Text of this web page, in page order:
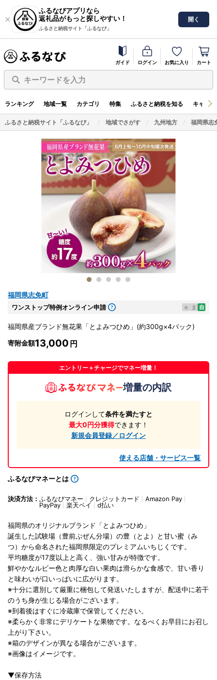
ふるなびアプリなら
返礼品がもっと探しやすい！
ふるさと納税サイト「ふるなび」
開く
ガイド ログイン お気に入り カート
キーワードを入力
ランキング 地域一覧 カテゴリ 特集 ふるさと納税を知る キャン
ふるさと納税サイト「ふるなび」 地域でさがす 九州地方 福岡県志
福岡県志免町
ワンストップ特例オンライン申請 e ま 自
福岡県産ブランド無花果「とよみつひめ」(約300g×4パック)
寄附金額13,000
エントリー＋チャージでマネー増量！
増量の内訳
ログインして条件を満たすと
最大0円分獲得できます！
新規会員登録／ログイン
使える店舗・サービス一覧
ふるなびマネーとは
決済方法： ふるなびマネー クレジットカード
Amazon Pay
PayPay
楽天ペイ d払い
福岡県のオリジナルブランド「とよみつひめ」
誕生した試験場（豊前ぶぜん分場）の豊（とよ）と甘い蜜（み
つ）から命名された福岡県限定のプレミアムいちじくです。
平均糖度が17度以上と高く、強い甘みが特徴です。
鮮やかなルビー色と肉厚な白い果肉は滑らかな食感で、甘い香り
と味わいが口いっぱいに広がります。
※十分に選別して厳重に梱包して発送いたしますが、配送中に若干
のうち身が生じる場合がございます。
※到着後はすぐに冷蔵庫で保管してください。
※柔らかく非常にデリケートな果物です。なるべくお早目にお召し
上がり下さい。
※箱のデザインが異なる場合がございます。
※画像はイメージです。
▼保存方法